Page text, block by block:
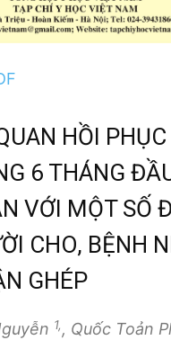
HỒI
6 THÁNG
VỚI MỘT SỐ
CHO, BỆNH
GHÉP
1,, Quốc Toản